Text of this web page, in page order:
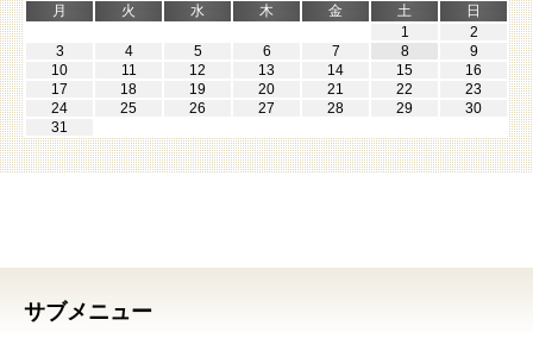
月
火 水 木 金 土
日
1
2
3
4 5 6 7 8
9
10
11 12 13 14 15
16
17
18 19 20 21 22
23
24
25 26 27 28 29
30
31
サブメニュー